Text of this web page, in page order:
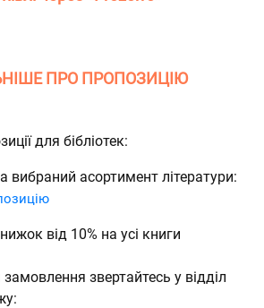
ПРО ПРОПОЗИЦІЮ
для бібліотек:
вибраний асортимент літератури:
від 10% на усі книги
звертайтесь у відділ